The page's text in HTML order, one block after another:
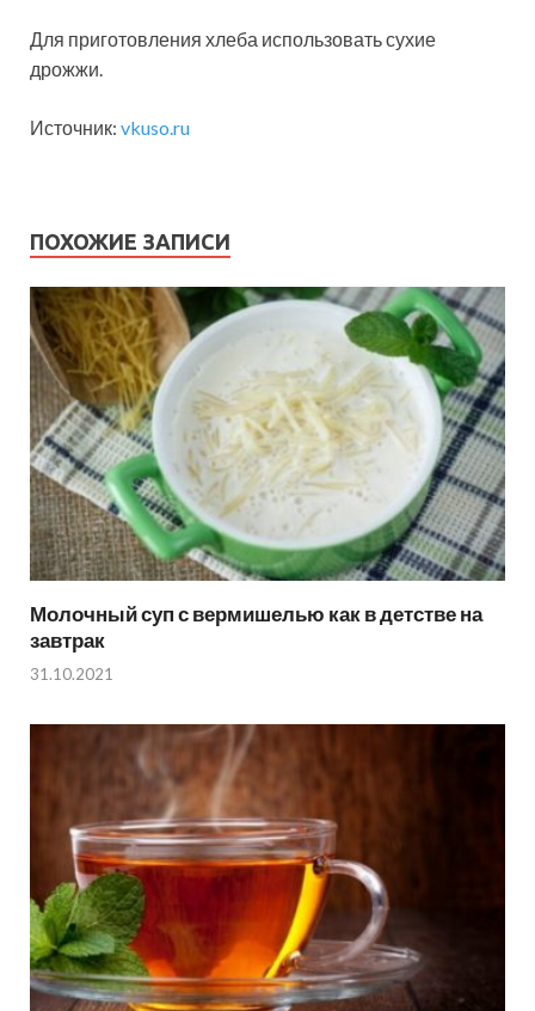
Для приготовления хлеба использовать сухие
дрожжи.
Источник: vkuso.ru
ПОХОЖИЕ ЗАПИСИ
Молочный суп с вермишелью как в детстве на
завтрак
31.10.2021